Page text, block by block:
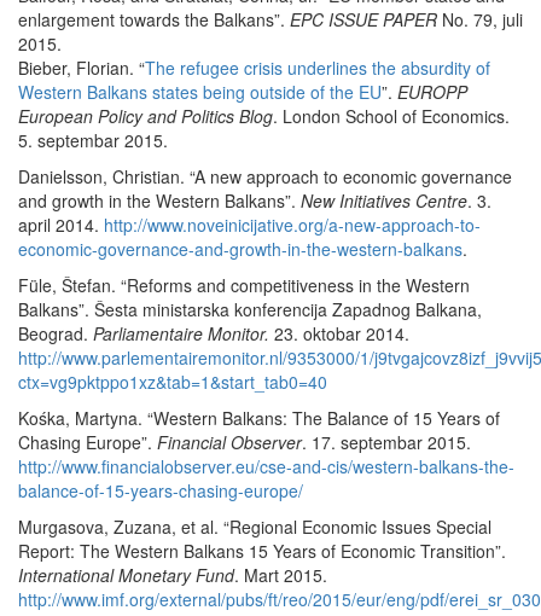
enlargement towards the Balkans”. EPC ISSUE PAPER No. 79, juli
2015.
Bieber, Florian. “The refugee crisis underlines the absurdity of
Western Balkans states being outside of the EU”. EUROPP
European Policy and Politics Blog. London School of Economics.
5. septembar 2015.
Danielsson, Christian. “A new approach to economic governance
and growth in the Western Balkans”. New Initiatives Centre. 3.
april 2014. http://www.noveinicijative.org/a-new-approach-to-
economic-governance-and-growth-in-the-western-balkans.
Füle, Štefan. “Reforms and competitiveness in the Western
Balkans”. Šesta ministarska konferencija Zapadnog Balkana,
Beograd. Parliamentaire Monitor. 23. oktobar 2014.
http://www.parlementairemonitor.nl/9353000/1/
ctx=vg9pktppo1xz&tab=1&start_tab0=40
Kośka, Martyna. “Western Balkans: The Balance of 15 Years of
Chasing Europe”. Financial Observer. 17. septembar 2015.
http://www.financialobserver.eu/cse-and-cis/western-balkans-the-
balance-of-15-years-chasing-europe/
Murgasova, Zuzana, et al. “Regional Economic Issues Special
Report: The Western Balkans 15 Years of Economic Transition”.
International Monetary Fund. Mart 2015.
http://www.imf.org/external/pubs/ft/reo/2015/eur/eng/pdf/